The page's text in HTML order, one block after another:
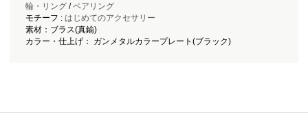
輪・リング/ペアリング
モチーフ : はじめてのアクセサリー
素材：ブラス(真鍮)
カラー・仕上げ： ガンメタルカラープレート(ブラック)